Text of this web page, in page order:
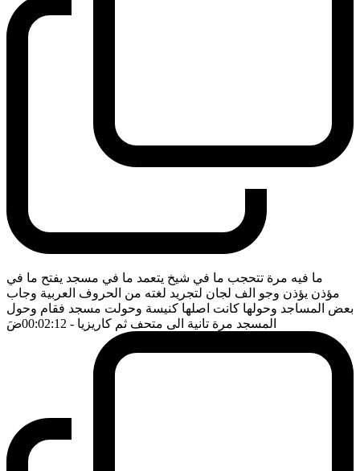
ما فيه مرة تتحجب ما في شيخ يتعمد ما في مسجد يفتح ما في
مؤذن يؤذن وجو الف لجان لتجريد لغته من الحروف العربية وجاب
بعض المساجد وحولها كانت اصلها كنيسة وحولت مسجد فقام وحول
المسجد مرة تانية الى متحف ثم كاريزيا - 00:02:12 ضَ